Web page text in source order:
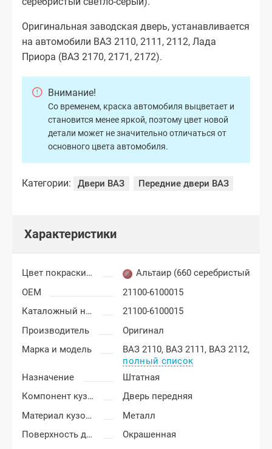
Оригинальная заводская дверь, устанавливается
на автомобили ВАЗ 2110, 2111, 2112, Лада
Приора (ВАЗ 2170, 2171, 2172).
Внимание!
Со временем, краска автомобиля выцветает и
становится менее яркой, поэтому цвет новой
детали может не значительно отличаться от
основного цвета автомобиля.
Категории: Двери ВАЗ Передние двери ВАЗ
Характеристики
Цвет покраски Лада Приора
Альтаир (660 серебристый
OEM
21100-6100015
Каталожный номер
21100-6100015
Производитель
Оригинал
Марка и модель
ВАЗ 2110, ВАЗ 2111, ВАЗ 2112,
полный список
Назначение
Штатная
Компонент кузова
Дверь передняя
Материал кузовных деталей
Металл
Поверхность двери
Окрашенная